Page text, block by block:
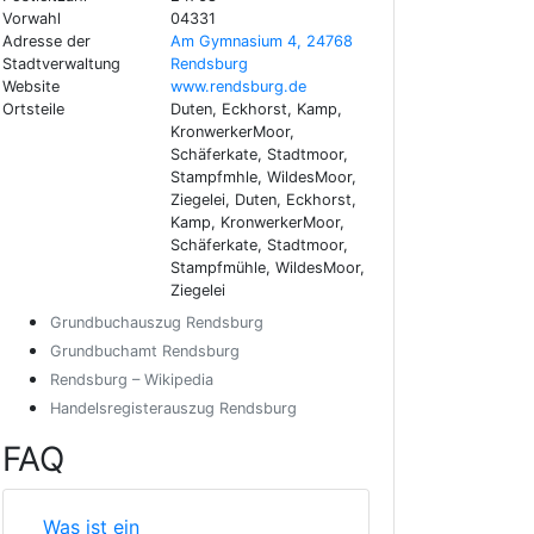
Vorwahl
04331
Adresse der
Stadtverwaltung
Am Gymnasium 4, 24768
Rendsburg
Website
www.rendsburg.de
Ortsteile
Duten, Eckhorst, Kamp,
KronwerkerMoor,
Schäferkate, Stadtmoor,
Stampfmhle, WildesMoor,
Ziegelei, Duten, Eckhorst,
Kamp, KronwerkerMoor,
Schäferkate, Stadtmoor,
Stampfmühle, WildesMoor,
Ziegelei
Grundbuchauszug Rendsburg
Grundbuchamt Rendsburg
Rendsburg – Wikipedia
Handelsregisterauszug Rendsburg
FAQ
Was ist ein